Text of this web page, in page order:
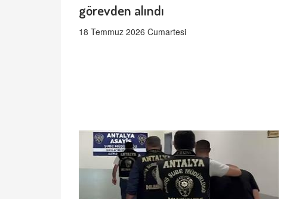
görevden alındı
18 Temmuz 2026 Cumartesi